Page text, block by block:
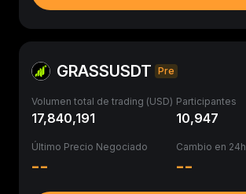
GRASSUSDT Pre
Volumen total de trading (USD)
17,840,191
Participantes
10,947
Último Precio Negociado
--
Cambio en 24h
--